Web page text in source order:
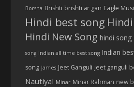
Borsha Brishti brishti ar gan Eagle
Hindi best song
Hindi New Song hindi song
song indian all time best song Indian
song James Jeet Ganguli jeet ganguli
Nautiyal Minar Minar Rahman new